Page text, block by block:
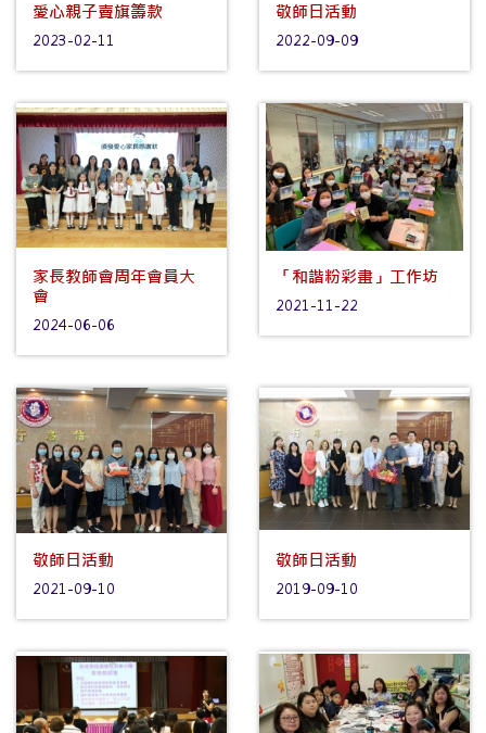
愛心親子賣旗籌款
2023-02-11
敬師日活動
2022-09-09
家長教師會周年會員大
會
2024-06-06
「和諧粉彩畫」工作坊
2021-11-22
敬師日活動
2021-09-10
敬師日活動
2019-09-10